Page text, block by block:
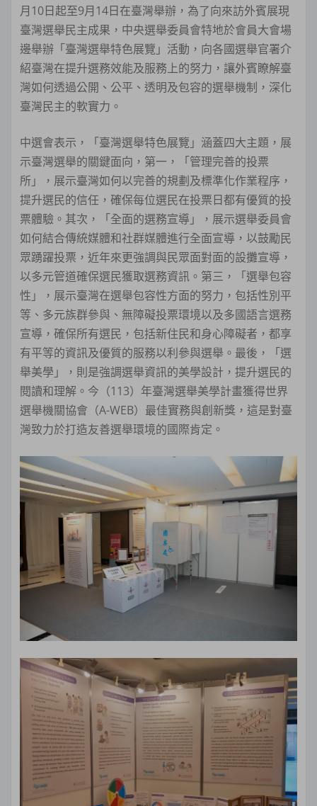
月10日起至9月14日在臺灣舉辦，為了向來訪外賓展現
臺灣選舉民主成果，中央選舉委員會特地於會員大會場
邊舉辦「臺灣選舉特色展覽」活動，向各國選舉官署介
紹臺灣在提升選務效能及服務上的努力，讓外賓瞭解臺
灣如何透過公開、公平、透明及包容的選舉機制，深化
臺灣民主的軟實力。
中選會表示，「臺灣選舉特色展覽」涵蓋四大主題，展
示臺灣選舉的關鍵面向，第一，「管理完善的投票
所」，展示臺灣如何以完善的規劃及標準化作業程序，
提升選民的信任，確保每位選民在投票日都有優質的投
票體驗。其次，「全面的選務宣導」，展示選舉委員會
如何結合傳統媒體和社群媒體進行全面宣導，以鼓勵民
眾踴躍投票，近年來更強調與民眾面對面的設攤宣導，
以多元管道確保選民獲取選務資訊。第三，「選舉包容
性」，展示臺灣在選舉包容性方面的努力，包括性別平
等、多元族群參與、無障礙投票環境以及多國語言選務
宣導，確保所有選民，包括新住民和身心障礙者，都享
有平等的資訊及優質的服務以利參與選舉。最後，「選
舉美學」，則是強調選舉資訊的美學設計，提升選民的
閱讀和理解。今（113）年臺灣選舉美學計畫獲得世界
選舉機關協會（A-WEB）最佳實務與創新獎，這是對臺
灣致力於打造友善選舉環境的國際肯定。